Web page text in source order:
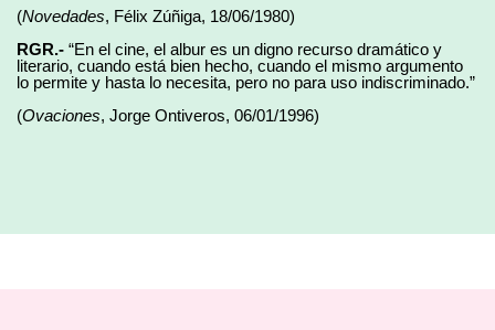
(Novedades, Félix Zúñiga, 18/06/1980)
RGR.- “En el cine, el albur es un digno recurso dramático y
literario, cuando está bien hecho, cuando el mismo argumento
lo permite y hasta lo necesita, pero no para uso indiscriminado.”
(Ovaciones, Jorge Ontiveros, 06/01/1996)